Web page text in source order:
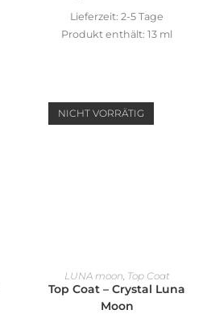
Lieferzeit: 2-5 Tage
Produkt enthält: 13 ml
NICHT VORRÄTIG
WEITERLESEN
LUNA moon Top Coat
Top Coat – Crystal Luna
Moon